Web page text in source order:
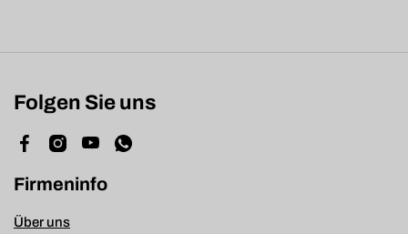
Folgen Sie uns
Firmeninfo
Über uns